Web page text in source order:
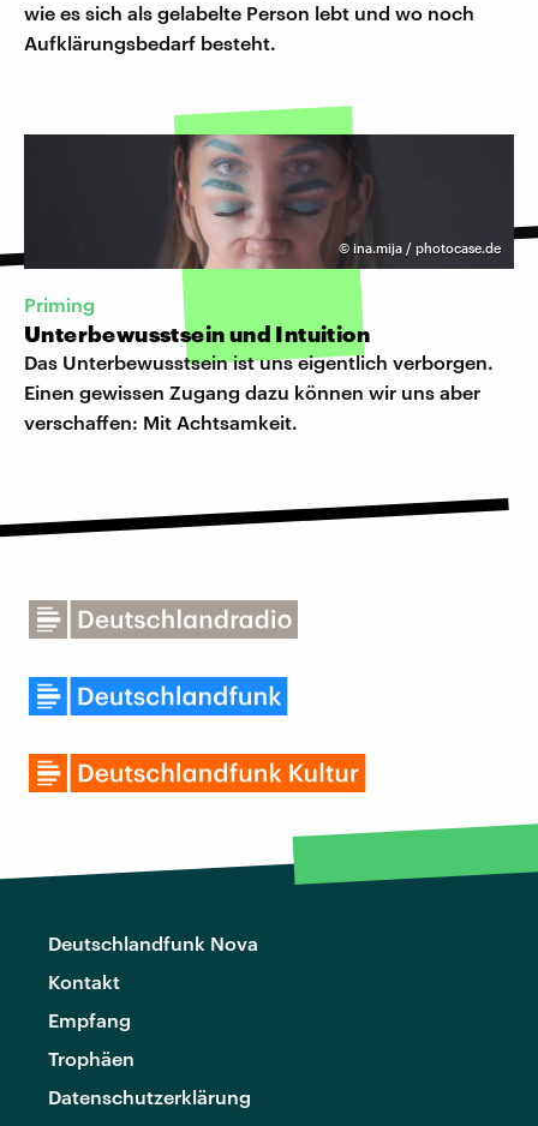
wie es sich als gelabelte Person lebt und wo noch
Aufklärungsbedarf besteht.
© ina.mija / photocase.de
Priming
Unterbewusstsein und Intuition
Das Unterbewusstsein ist uns eigentlich verborgen.
Einen gewissen Zugang dazu können wir uns aber
verschaffen: Mit Achtsamkeit.
Deutschlandfunk Nova
Kontakt
Empfang
Trophäen
Datenschutzerklärung